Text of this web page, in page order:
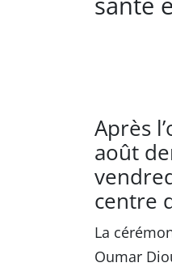
Après
août
centre
La
Oumar